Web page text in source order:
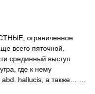
ограниченное
всего пяточной.
срединный выступ
где к нему
abd. hallucis, а также… …